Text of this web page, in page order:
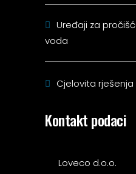
Uređaji za
voda
Cjelovita rješenja
Kontakt podaci
Loveco d.o.o.